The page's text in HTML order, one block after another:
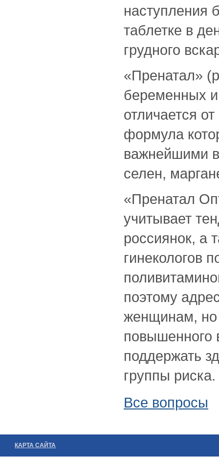
наступления
таблетке в
грудного
«Пренатал»
беременных
отличается
формула
важнейшими
селен,
«Пренатал
учитывает
россиянок, а
гинекологов
поэтому
женщинам, но
повышенного
поддержать
группы риска.
Все вопросы
КАРТА САЙТА